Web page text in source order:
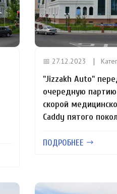
📅 27.12.2023
"Jizzakh Auto"
очередную
скорой
Caddy пятого
ПОДРОБНЕЕ